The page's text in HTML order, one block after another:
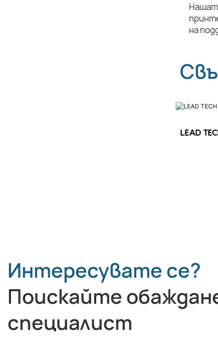
на
LEAD
Интересувате се?
Поискайте
специалист